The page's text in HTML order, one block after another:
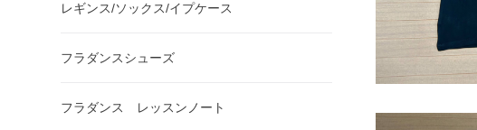
レギンス/ソックス/イプケース
フラダンスシューズ
フラダンス レッスンノート